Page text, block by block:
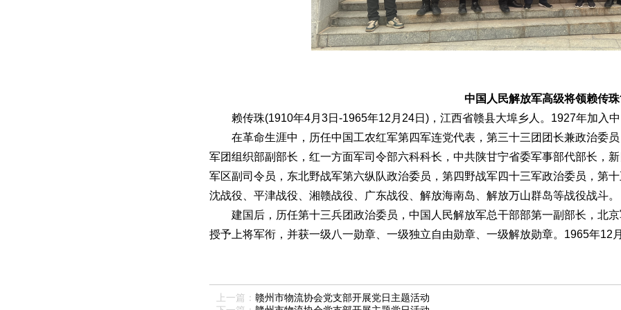
中国人民解放军高级将领赖传珠
赖传珠(1910年4月 3日 -1965年12 月 24日 ) ，江西省赣县大埠乡人。 1927年加入
在革命生涯中，历任中国工农红军第四军连党代表，第三十三团团长兼政治委
军团组织部副部长，红一方面军司令部六科科长，中共陕甘宁省委军事部代部长，
军区副司令员，东北野战军第六纵队政治委员，第四野战军四十三军政治委员，第
沈战役、平津战役、湘赣战役、广东战役、解放海南岛、解放万山群岛等战役战斗。
建国后，历任第十三兵团政治委员，中国人民解放军总干部部第一副部长，北
授予上将军衔，并获一级八一勋章、一级独立自由勋章、一级解放勋章。 1965年12
上一篇： 赣州市物流协会党支部开展党日主题活动